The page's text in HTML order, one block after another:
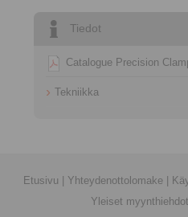
Tiedot
Catalogue Precision
Tekniikka
Etusivu Yhteydenottolomake
Yleiset myynthiehdot